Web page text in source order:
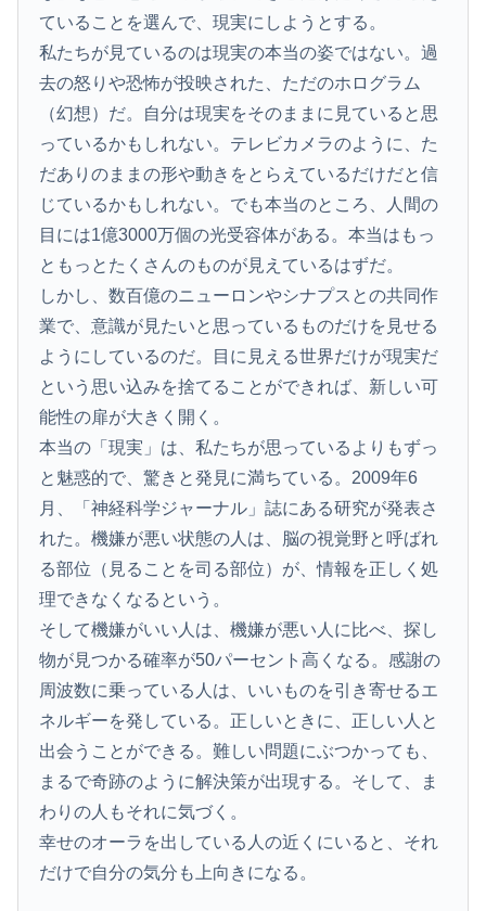
ていることを選んで、現実にしようとする。
私たちが見ているのは現実の本当の姿ではない。過
去の怒りや恐怖が投映された、ただのホログラム
（幻想）だ。自分は現実をそのままに見ていると思
っているかもしれない。テレビカメラのように、た
だありのままの形や動きをとらえているだけだと信
じているかもしれない。でも本当のところ、人間の
目には1億3000万個の光受容体がある。本当はもっ
ともっとたくさんのものが見えているはずだ。
しかし、数百億のニューロンやシナプスとの共同作
業で、意識が見たいと思っているものだけを見せる
ようにしているのだ。目に見える世界だけが現実だ
という思い込みを捨てることができれば、新しい可
能性の扉が大きく開く。
本当の「現実」は、私たちが思っているよりもずっ
と魅惑的で、驚きと発見に満ちている。2009年6
月、「神経科学ジャーナル」誌にある研究が発表さ
れた。機嫌が悪い状態の人は、脳の視覚野と呼ばれ
る部位（見ることを司る部位）が、情報を正しく処
理できなくなるという。
そして機嫌がいい人は、機嫌が悪い人に比べ、探し
物が見つかる確率が50パーセント高くなる。感謝の
周波数に乗っている人は、いいものを引き寄せるエ
ネルギーを発している。正しいときに、正しい人と
出会うことができる。難しい問題にぶつかっても、
まるで奇跡のように解決策が出現する。そして、ま
わりの人もそれに気づく。
幸せのオーラを出している人の近くにいると、それ
だけで自分の気分も上向きになる。